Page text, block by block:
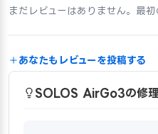
まだレビューはありません。最
あなたもレビューを投稿する
SOLOS AirGo3の修理